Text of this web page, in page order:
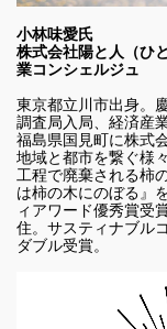
小林味愛氏
株式会社陽と人（ひ
業コンシェルジュ
東京都立川市出身。
調査局入局、経済産
福島県国見町に株式
地域と都市を繋ぐ様
工程で廃棄される柿
は柿の木にのぼる』
ィアワード優秀賞受
住。サスティナブル
ダブル受賞。